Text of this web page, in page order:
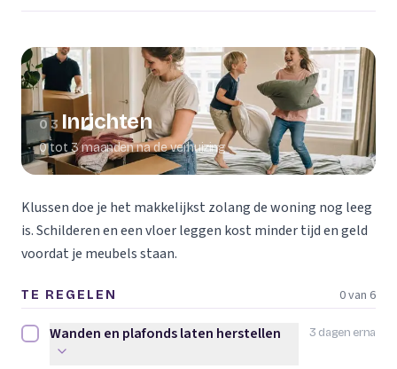
03 Inrichten
0 tot 3 maanden na de verhuizing
Klussen doe je het makkelijkst zolang de woning nog leeg
is. Schilderen en een vloer leggen kost minder tijd en geld
voordat je meubels staan.
TE REGELEN 0 van 6
3 dagen erna
Wanden en plafonds laten herstellen afvinken
Wanden en plafonds laten herstellen